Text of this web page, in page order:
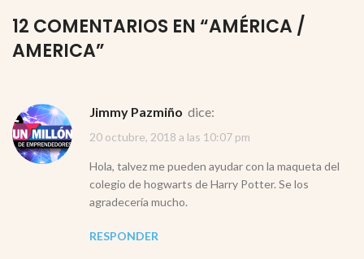
12 COMENTARIOS EN “AMÉRICA /
AMERICA”
Jimmy Pazmiño dice:
20 octubre, 2018 a las 10:07 pm
Hola, talvez me pueden ayudar con la maqueta del
colegio de hogwarts de Harry Potter. Se los
agradecería mucho.
RESPONDER